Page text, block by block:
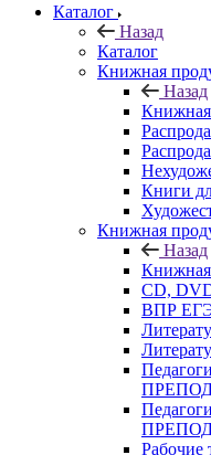
Каталог
Назад
Каталог
Книжная
Назад
Книжная
Книги
Книжная
Назад
Книжная
CD,
ВПР
Рабочие